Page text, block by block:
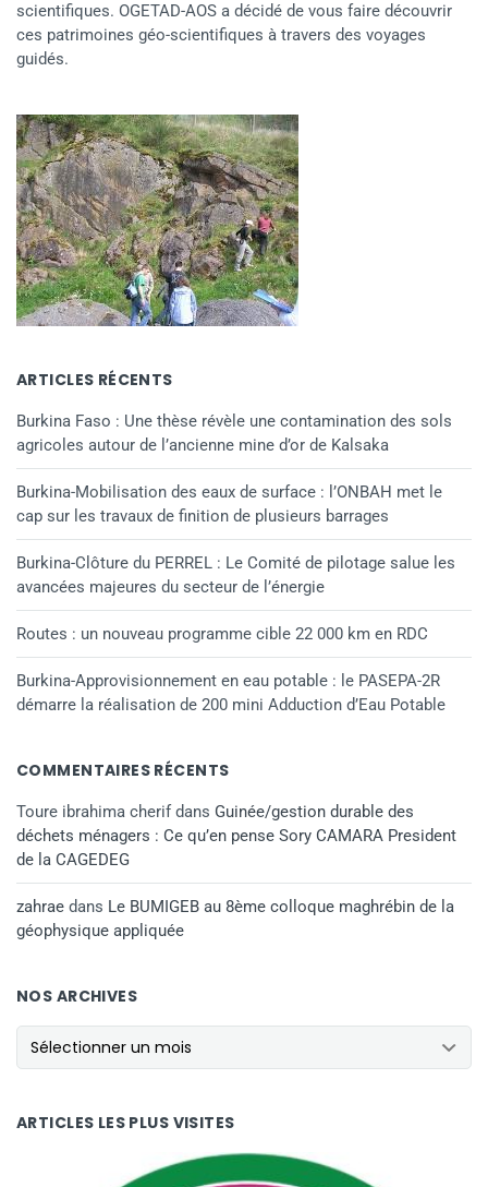
scientifiques. OGETAD-AOS a décidé de vous faire découvrir
ces patrimoines géo-scientifiques à travers des voyages
guidés.
ARTICLES RÉCENTS
Burkina Faso : Une thèse révèle une contamination des sols
agricoles autour de l’ancienne mine d’or de Kalsaka
Burkina-Mobilisation des eaux de surface : l’ONBAH met le
cap sur les travaux de finition de plusieurs barrages
Burkina-Clôture du PERREL : Le Comité de pilotage salue les
avancées majeures du secteur de l’énergie
Routes : un nouveau programme cible 22 000 km en RDC
Burkina-Approvisionnement en eau potable : le PASEPA-2R
démarre la réalisation de 200 mini Adduction d’Eau Potable
COMMENTAIRES RÉCENTS
Toure ibrahima cherif dans Guinée/gestion durable des
déchets ménagers : Ce qu’en pense Sory CAMARA President
de la CAGEDEG
zahrae dans Le BUMIGEB au 8ème colloque maghrébin de la
géophysique appliquée
NOS ARCHIVES
NOS ARCHIVES
ARTICLES LES PLUS VISITES